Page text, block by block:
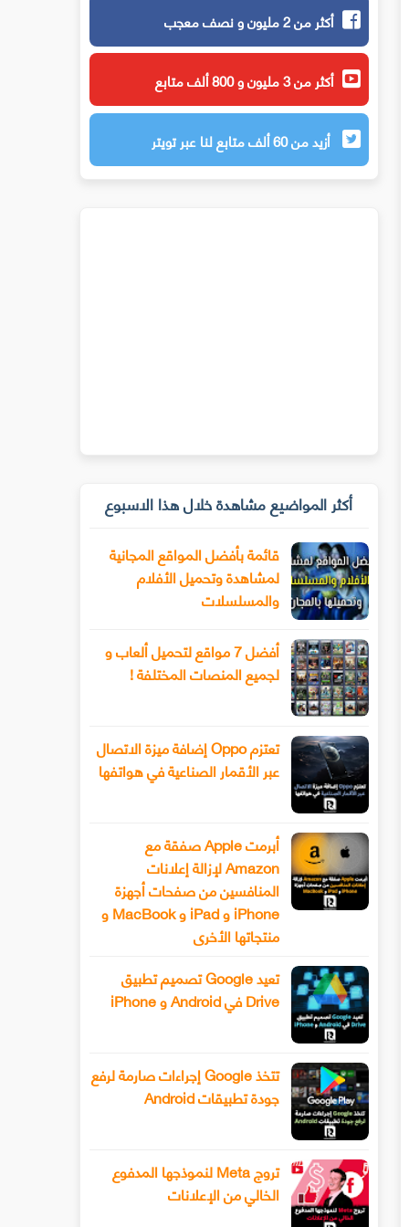
أكثر من 2 مليون و نصف معجب
أكثر من 3 مليون و 800 ألف متابع
أزيد من 60 ألف متابع لنا عبر تويتر
أكثر المواضيع مشاهدة خلال هذا الاسبوع
قائمة بأفضل المواقع المجانية
لمشاهدة وتحميل الأفلام
والمسلسلات
أفضل 7 مواقع لتحميل ألعاب و
لجميع المنصات المختلفة !
تعتزم Oppo إضافة ميزة الاتصال
عبر الأقمار الصناعية في هواتفها
أبرمت Apple صفقة مع
Amazon لإزالة إعلانات
المنافسين من صفحات أجهزة
iPhone و iPad و MacBook و
منتجاتها الأخرى
تعيد Google تصميم تطبيق
Drive في Android و iPhone
تتخذ Google إجراءات صارمة لرفع
جودة تطبيقات Android
تروج Meta لنموذجها المدفوع
الخالي من الإعلانات